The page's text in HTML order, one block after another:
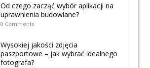
Od czego zacząć wybór aplikacji na
uprawnienia budowlane?
0 Comments
Wysokiej jakości zdjęcia
paszportowe – jak wybrać idealnego
fotografa?